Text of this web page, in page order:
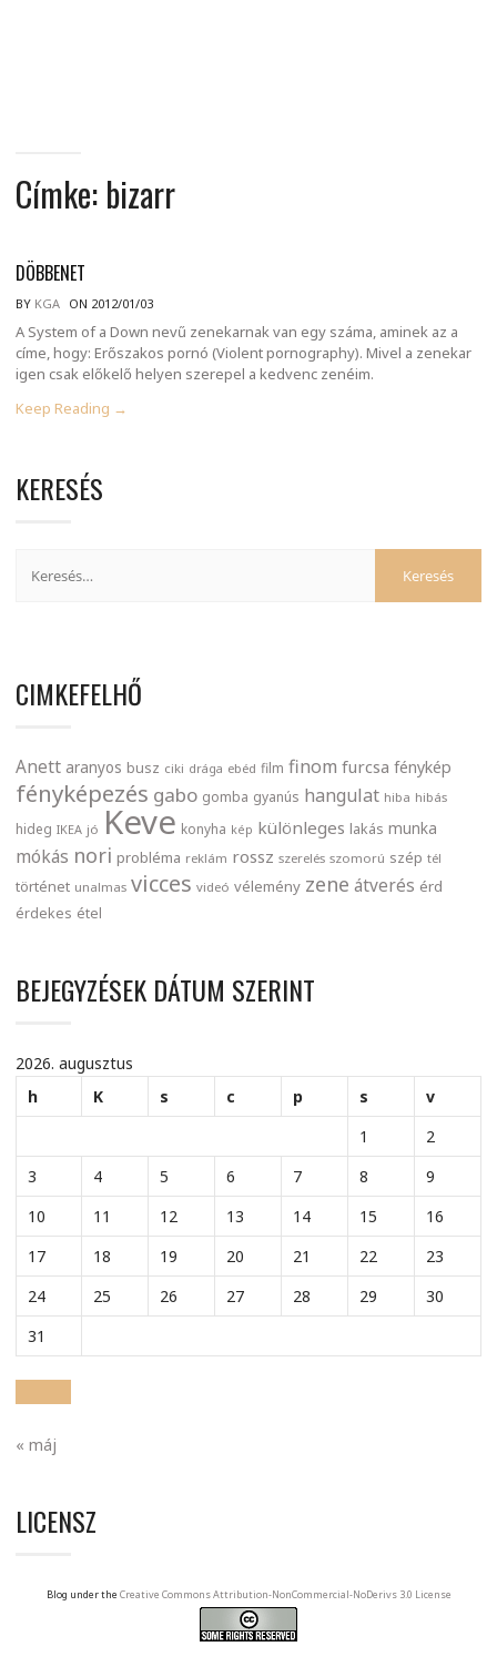
Címke: bizarr
DÖBBENET
BY KGA ON 2012/01/03
A System of a Down nevű zenekarnak van egy száma, aminek az a
címe, hogy: Erőszakos pornó (Violent pornography). Mivel a zenekar
igen csak előkelő helyen szerepel a kedvenc zenéim.
Keep Reading →
KERESÉS
CIMKEFELHŐ
Anett aranyos busz ciki drága ebéd film finom furcsa fénykép
fényképezés gabo gomba gyanús hangulat hiba hibás
hideg IKEA jó Keve konyha kép különleges lakás munka
mókás nori probléma reklám rossz szerelés szomorú szép tél
történet unalmas vicces videó vélemény zene átverés érd
érdekes étel
BEJEGYZÉSEK DÁTUM SZERINT
2026. augusztus
h
K s c p s
v
1
2
3
4 5 6 7 8
9
10
11 12 13 14 15
16
17
18 19 20 21 22
23
24
25 26 27 28 29
30
31
« máj
LICENSZ
Blog under the Creative Commons Attribution-NonCommercial-NoDerivs 3.0 License